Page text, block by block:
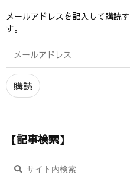
メールアドレスを記入して購読
す。
ル
ア
ド
購読
【記事検索】